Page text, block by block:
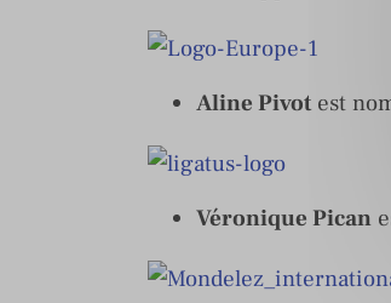
Aline Pivotest
Véronique Pican